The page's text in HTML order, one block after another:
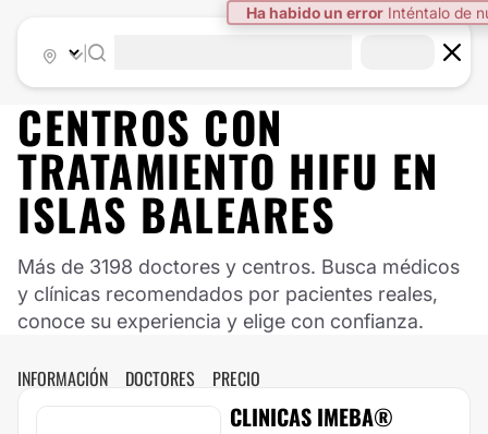
Ha habido un error Inténtalo de
CENTROS CON
TRATAMIENTO HIFU EN
ISLAS BALEARES
Más de 3198 doctores y centros. Busca médicos
y clínicas recomendados por pacientes reales,
conoce su experiencia y elige con confianza.
INFORMACIÓN DOCTORES PRECIO
CLINICAS IMEBA®